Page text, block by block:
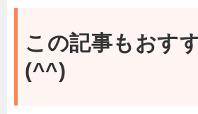
この記事もおす
(^^)